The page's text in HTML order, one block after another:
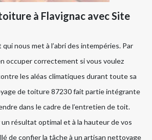
à Flavignac avec Site
nous met à l’abri des intempéries. Par
occuper correctement si vous voulez
les aléas climatiques durant toute sa
de toiture 87230 fait partie intégrante
dans le cadre de l’entretien de toit.
un résultat optimal et à la hauteur de vos
de confier la tâche à un artisan nettoyage